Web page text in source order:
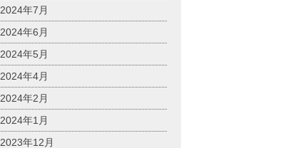
2024年7月
2024年6月
2024年5月
2024年4月
2024年2月
2024年1月
2023年12月